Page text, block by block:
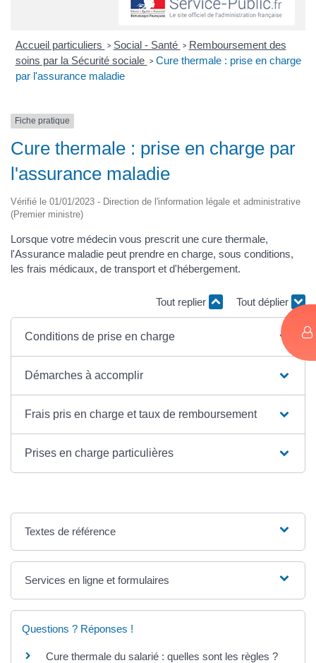
Accueil particuliers > Social - Santé > Remboursement des
soins par la Sécurité sociale > Cure thermale : prise en charge
par l'assurance maladie
Fiche pratique
Cure thermale : prise en charge par
l'assurance maladie
Vérifié le 01/01/2023 - Direction de l'information légale et administrative
(Premier ministre)
Lorsque votre médecin vous prescrit une cure thermale,
l'Assurance maladie peut prendre en charge, sous conditions,
les frais médicaux, de transport et d'hébergement.
Tout replier Tout déplier
Conditions de prise en charge
Démarches à accomplir
Frais pris en charge et taux de remboursement
Prises en charge particulières
Textes de référence
Services en ligne et formulaires
Questions ? Réponses !
Cure thermale du salarié : quelles sont les règles ?